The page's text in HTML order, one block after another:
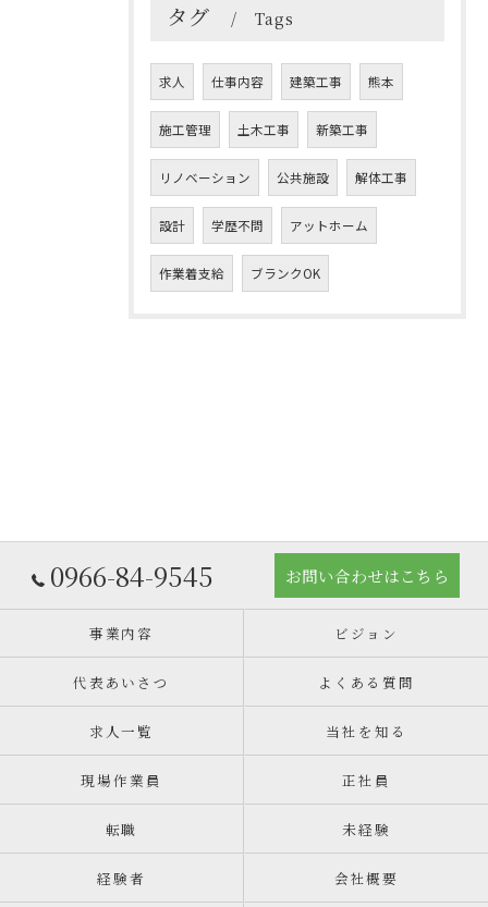
タグ Tags
求人 仕事内容 建築工事 熊本
施工管理 土木工事 新築工事
リノベーション 公共施設 解体工事
設計 学歴不問 アットホーム
作業着支給 ブランクOK
0966-84-9545 お問い合わせはこちら
事業内容 ビジョン
代表あいさつ よくある質問
求人一覧 当社を知る
現場作業員 正社員
転職 未経験
経験者 会社概要